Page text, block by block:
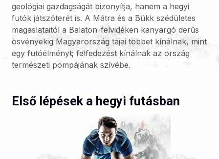
geológiai gazdagságát bizonyítja, hanem a hegyi
futók játszóterét is. A Mátra és a Bükk szédületes
magaslataitól a Balaton-felvidéken kanyargó derűs
ösvényekig Magyarország tájai többet kínálnak, mint
egy futóélményt; felfedezést kínálnak az ország
természeti pompájának szívébe.
Első lépések a hegyi futásban